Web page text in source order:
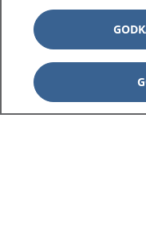
På 1177.se får du
sjukdomar och vilka
Logga in för att
vårdärenden. Ring
sjukvårdsrådgivning
1177 ger dig råd